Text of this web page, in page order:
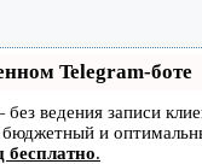
Telegram-боте
без ведения записи
и
бесплатно.